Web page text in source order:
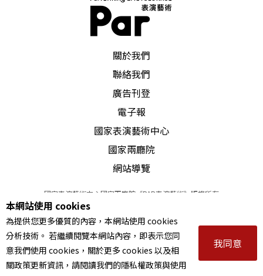
關於我們
聯絡我們
廣告刊登
電子報
國家表演藝術中心
國家兩廳院
網站導覽
國家表演藝術中心國家兩廳院《PAR表演藝術》版權所有
© 2022Performing arts redefined. All Rights Reserved
統一編號 Tax Id number 00973926
本站所提供相關演出資訊，如有異動應以主辦單位公告為準。
服務條款｜隱私權聲明｜著作權聲明
本網站使用 cookies
為提供您更多優質的內容，本網站使用 cookies
分析技術。 若繼續閱覽本網站內容，即表示您同
意我們使用 cookies，關於更多 cookies 以及相
關政策更新資訊，請閱讀我們的隱私權政策與使用
我同意